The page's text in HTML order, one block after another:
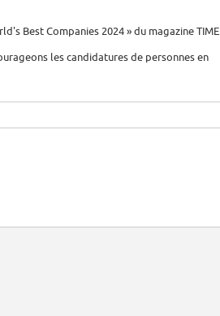
Best Companies 2024 » du magazine TIME.
les candidatures de personnes en